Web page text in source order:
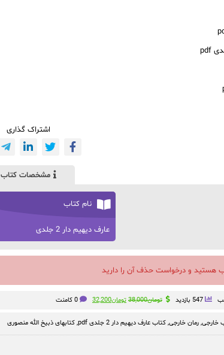
اشتراک گذاری
مشخصات کتاب
نام کتاب
عارف دیهیم دار 2 جلدی
هستید و درخواست حذف آن را دارید
547 بازدید تومان38,000 قیمت
تومان38,000
بود.
تومان32,200قیمت
تومان32,200.
0 کامنت
خارجی, رمان خارجی, کتاب عارف دیهیم دار 2 جلدی pdf , کتابهای ذبیخ الله منصوری